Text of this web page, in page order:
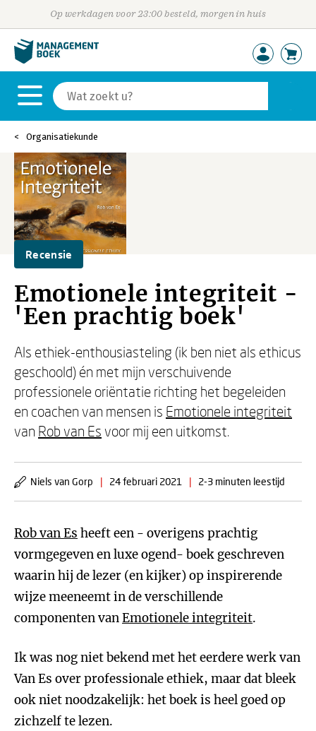
Op werkdagen voor 23:00 besteld, morgen in huis
Organisatiekunde
Recensie
Emotionele integriteit -
'Een prachtig boek'
Als ethiek-enthousiasteling (ik ben niet als ethicus
geschoold) én met mijn verschuivende
professionele oriëntatie richting het begeleiden
en coachen van mensen is Emotionele integriteit
van Rob van Es voor mij een uitkomst.
Niels van Gorp | 24 februari 2021 | 2-3 minuten leestijd
Rob van Es heeft een - overigens prachtig
vormgegeven en luxe ogend- boek geschreven
waarin hij de lezer (en kijker) op inspirerende
wijze meeneemt in de verschillende
componenten vanEmotionele integriteit.
Ik was nog niet bekend met het eerdere werk van
Van Es over professionale ethiek, maar dat bleek
ook niet noodzakelijk: het boek is heel goed op
zichzelf te lezen.